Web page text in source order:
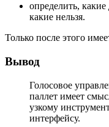
определить,
какие нельзя.
Только после этого
Вывод
Голосовое
паллет имеет
узкому
интерфейсу.